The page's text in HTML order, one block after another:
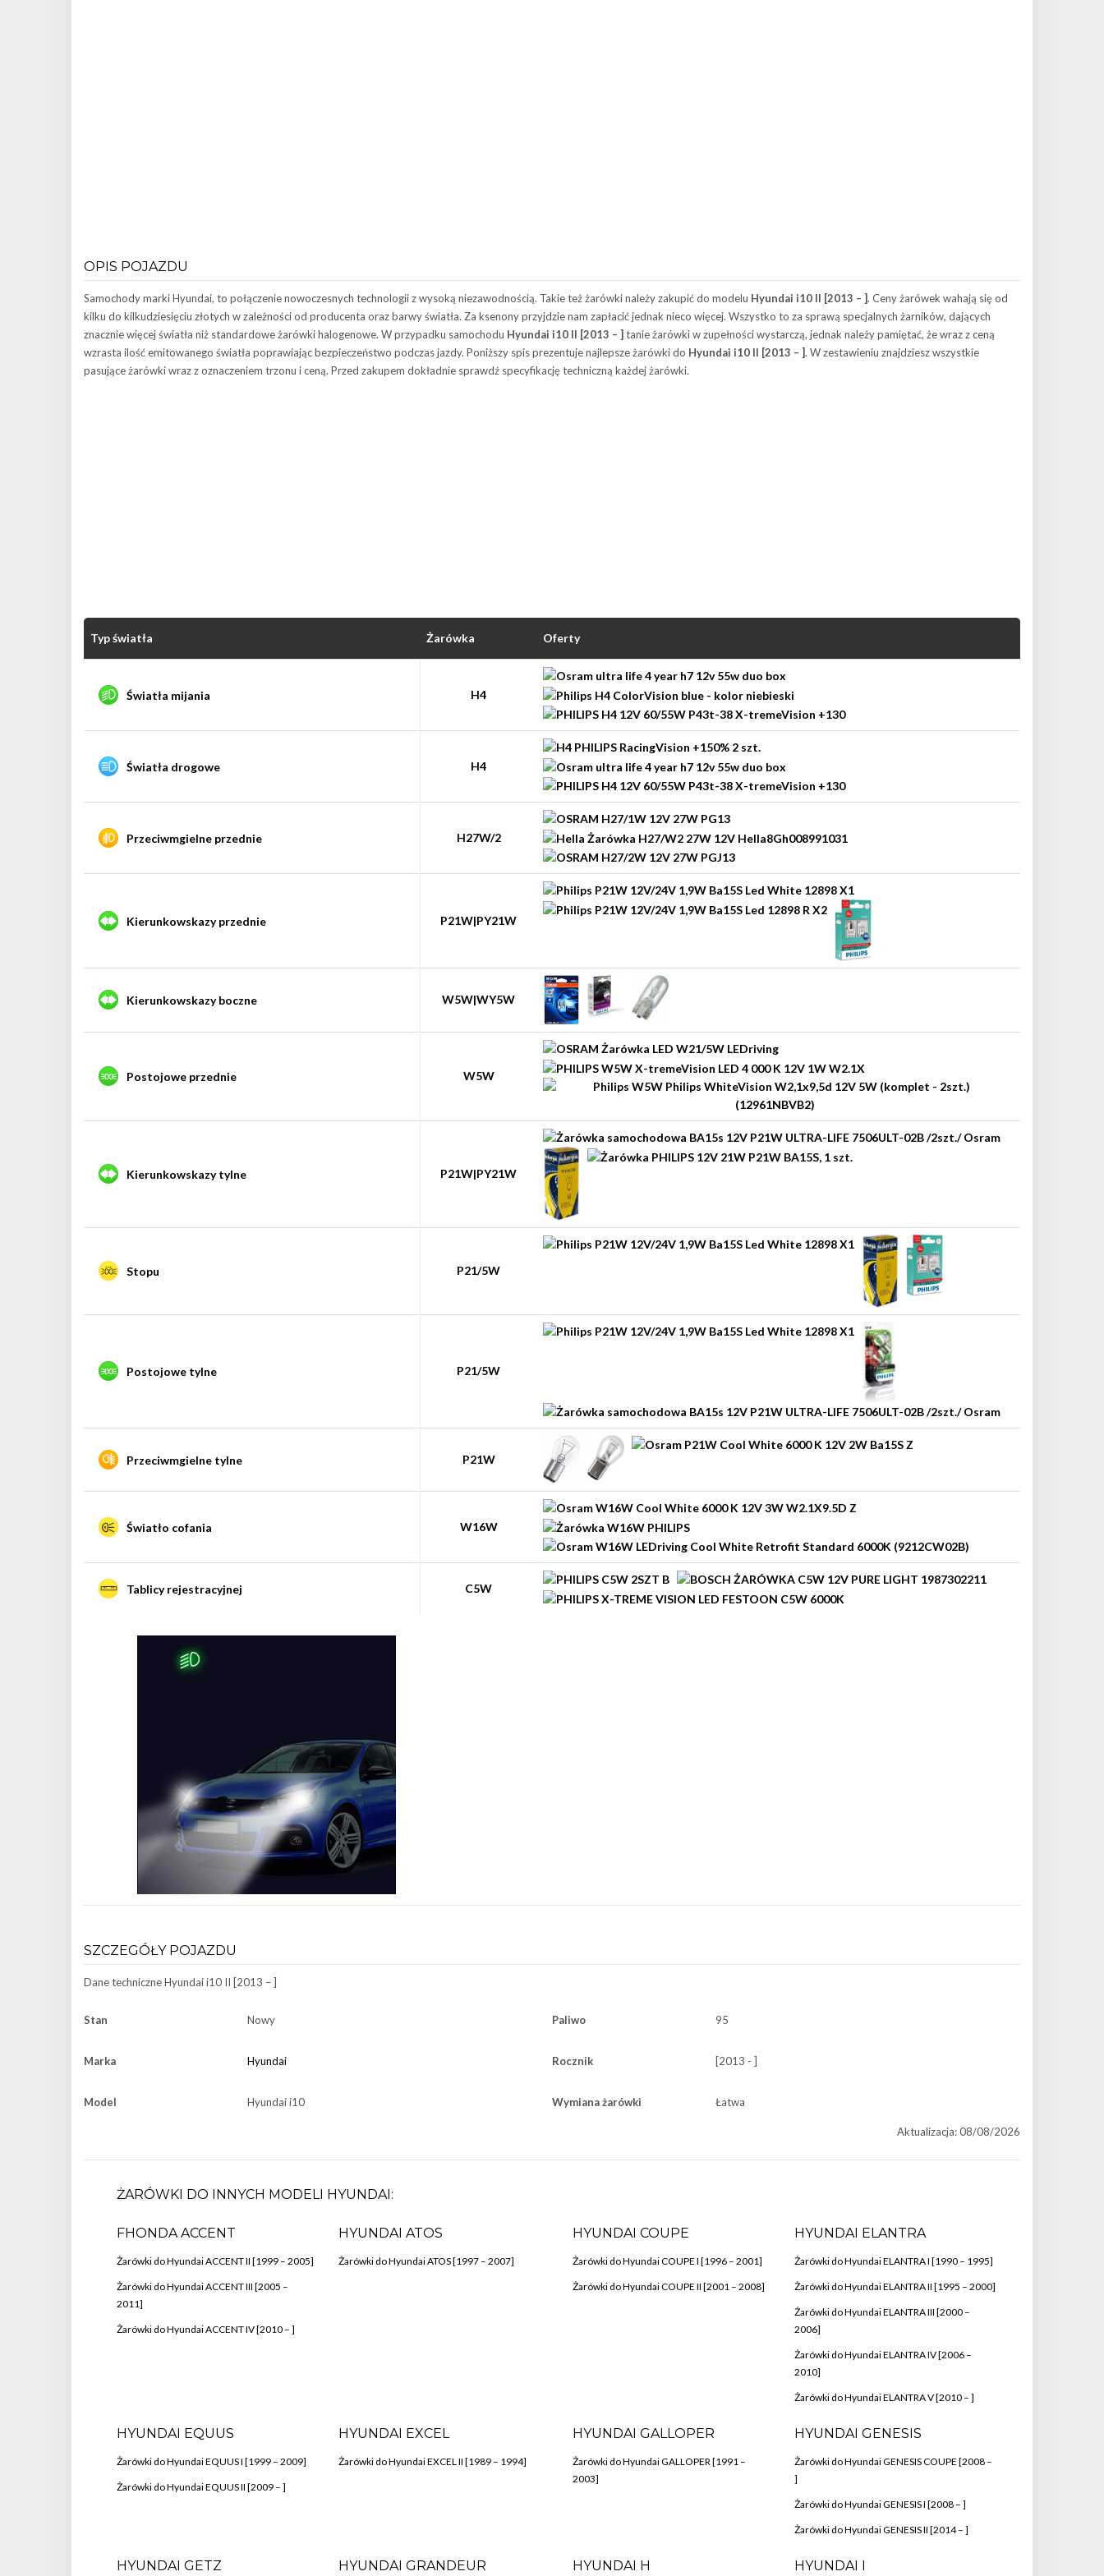
OPIS POJAZDU
Samochody marki Hyundai, to połączenie nowoczesnych technologii z wysoką niezawodnością. Takie też żarówki należy zakupić do modelu Hyundai i10 II [2013 – ]. Ceny żarówek wahają się od
kilku do kilkudziesięciu złotych w zależności od producenta oraz barwy światła. Za ksenony przyjdzie nam zapłacić jednak nieco więcej. Wszystko to za sprawą specjalnych żarników, dających
znacznie więcej światła niż standardowe żarówki halogenowe. W przypadku samochodu Hyundai i10 II [2013 – ] tanie żarówki w zupełności wystarczą, jednak należy pamiętać, że wraz z ceną
wzrasta ilość emitowanego światła poprawiając bezpieczeństwo podczas jazdy. Poniższy spis prezentuje najlepsze żarówki do Hyundai i10 II [2013 – ]. W zestawieniu znajdziesz wszystkie
pasujące żarówki wraz z oznaczeniem trzonu i ceną. Przed zakupem dokładnie sprawdź specyfikację techniczną każdej żarówki.
Typ światła Żarówka Oferty
Światła mijania H4
Światła drogowe H4
Przeciwmgielne przednie H27W/2
Kierunkowskazy przednie P21W|PY21W
Kierunkowskazy boczne W5W|WY5W
Postojowe przednie W5W
Kierunkowskazy tylne P21W|PY21W
Stopu P21/5W
Postojowe tylne P21/5W
Przeciwmgielne tylne P21W
Światło cofania W16W
Tablicy rejestracyjnej C5W
SZCZEGÓŁY POJAZDU
Dane techniczneHyundai i10 II [2013 – ]
Stan Nowy
Marka Hyundai
Model Hyundai i10
Paliwo 95
Rocznik [2013 - ]
Wymiana żarówki Łatwa
Aktualizacja: 08/08/2026
ŻARÓWKI DO INNYCH MODELI HYUNDAI:
FHONDA ACCENT
Żarówki do Hyundai ACCENT II [1999 – 2005]
Żarówki do Hyundai ACCENT III [2005 –
2011]
Żarówki do Hyundai ACCENT IV [2010 – ]
HYUNDAI ATOS
Żarówki do Hyundai ATOS [1997 – 2007]
HYUNDAI COUPE
Żarówki do Hyundai COUPE I [1996 – 2001]
Żarówki do Hyundai COUPE II [2001 – 2008]
HYUNDAI ELANTRA
Żarówki do Hyundai ELANTRA I [1990 – 1995]
Żarówki do Hyundai ELANTRA II [1995 – 2000]
Żarówki do Hyundai ELANTRA III [2000 –
2006]
Żarówki do Hyundai ELANTRA IV [2006 –
2010]
Żarówki do Hyundai ELANTRA V [2010 – ]
HYUNDAI EQUUS
Żarówki do Hyundai EQUUS I [1999 – 2009]
Żarówki do Hyundai EQUUS II [2009 – ]
HYUNDAI EXCEL
Żarówki do Hyundai EXCEL II [1989 – 1994]
HYUNDAI GALLOPER
Żarówki do Hyundai GALLOPER [1991 –
2003]
HYUNDAI GENESIS
Żarówki do Hyundai GENESIS COUPE [2008 –
]
Żarówki do Hyundai GENESIS I [2008 – ]
Żarówki do Hyundai GENESIS II [2014 – ]
HYUNDAI GETZ HYUNDAI GRANDEUR HYUNDAI H HYUNDAI I